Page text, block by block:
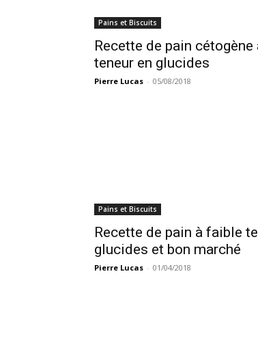
Pains et Biscuits
Recette de pain
teneur en glucides
Pierre Lucas - 05/08/2018
Pains et Biscuits
Recette de pain à faible
glucides et bon marché
Pierre Lucas - 01/04/2018